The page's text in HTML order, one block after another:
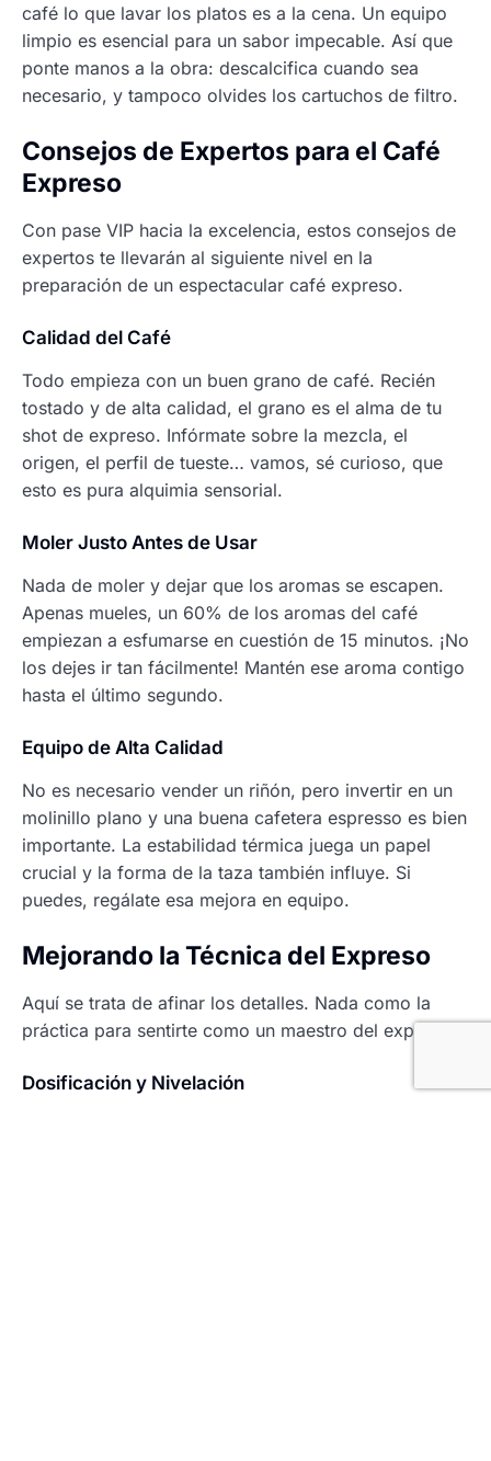
café lo que lavar los platos es a la cena. Un equipo
limpio es esencial para un sabor impecable. Así que
ponte manos a la obra: descalcifica cuando sea
necesario, y tampoco olvides los cartuchos de filtro.
Consejos de Expertos para el Café
Expreso
Con pase VIP hacia la excelencia, estos consejos de
expertos te llevarán al siguiente nivel en la
preparación de un espectacular café expreso.
Calidad del Café
Todo empieza con un buen grano de café. Recién
tostado y de alta calidad, el grano es el alma de tu
shot de expreso. Infórmate sobre la mezcla, el
origen, el perfil de tueste… vamos, sé curioso, que
esto es pura alquimia sensorial.
Moler Justo Antes de Usar
Nada de moler y dejar que los aromas se escapen.
Apenas mueles, un 60% de los aromas del café
empiezan a esfumarse en cuestión de 15 minutos. ¡No
los dejes ir tan fácilmente! Mantén ese aroma contigo
hasta el último segundo.
Equipo de Alta Calidad
No es necesario vender un riñón, pero invertir en un
molinillo plano y una buena cafetera espresso es bien
importante. La estabilidad térmica juega un papel
crucial y la forma de la taza también influye. Si
puedes, regálate esa mejora en equipo.
Mejorando la Técnica del Expreso
Aquí se trata de afinar los detalles. Nada como la
práctica para sentirte como un maestro del expreso.
Dosificación y Nivelación